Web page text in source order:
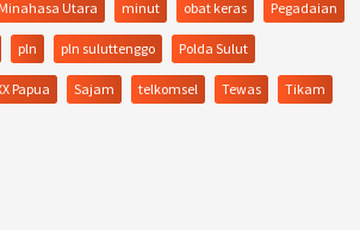
Minahasa Utara minut obat keras Pegadaian
pln pln suluttenggo Polda Sulut
Papua Sajam telkomsel Tewas Tikam